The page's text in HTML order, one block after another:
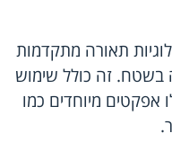
תאורה מתקדמות
בשטח. זה כולל שימוש
אפקטים מיוחדים כמו